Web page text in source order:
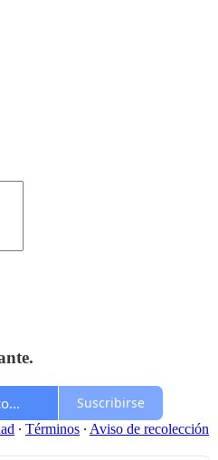
Suscribirse
∙ Términos ∙ Aviso de recolección